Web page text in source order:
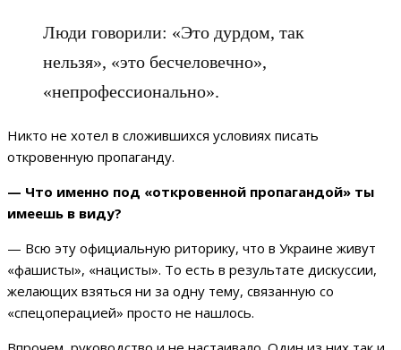
Люди говорили: «Это дурдом, так
нельзя», «это бесчеловечно»,
«непрофессионально».
Никто не хотел в сложившихся условиях писать
откровенную пропаганду.
— Что именно под «откровенной пропагандой» ты
имеешь в виду?
— Всю эту официальную риторику, что в Украине живут
«фашисты», «нацисты». То есть в результате дискуссии,
желающих взяться ни за одну тему, связанную со
«спецоперацией» просто не нашлось.